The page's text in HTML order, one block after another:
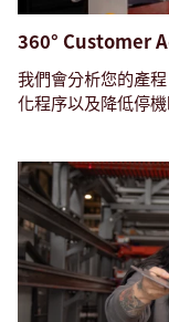
360° Customer
我們會分析您的產
化程序以及降低停機